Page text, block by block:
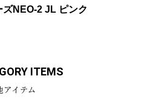
NEO-2 JL ピンク
ITEMS
イテム